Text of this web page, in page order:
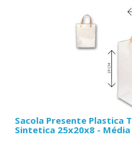
Sacola Presente Plastica
Sintetica 25x20x8 - Média